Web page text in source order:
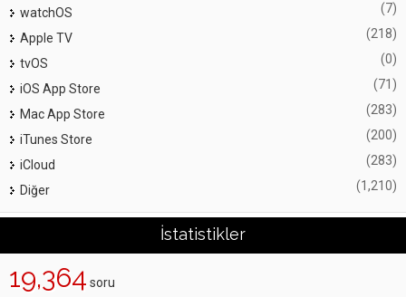
watchOS (7)
Apple TV (218)
tvOS (0)
iOS App Store (71)
Mac App Store (283)
iTunes Store (200)
iCloud (283)
Diğer (1,210)
İstatistikler
19,364 soru